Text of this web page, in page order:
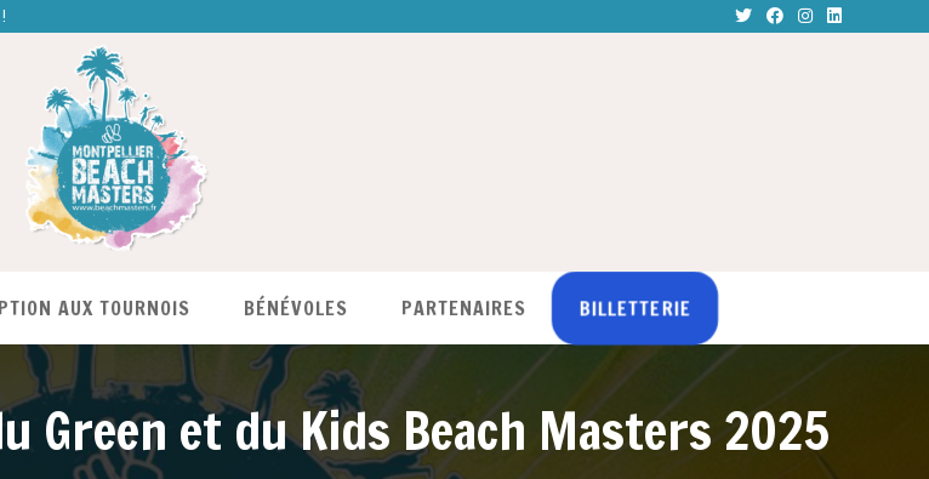
AUX TOURNOIS BÉNÉVOLES PARTENAIRES BILLETTERIE
et du Kids Beach Masters 2025